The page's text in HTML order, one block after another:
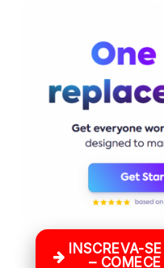
INSCREVA-
–